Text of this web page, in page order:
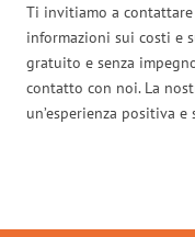
Ti invitiamo a
informazioni sui costi e
gratuito e senza
contatto con noi. La
un’esperienza positiva e